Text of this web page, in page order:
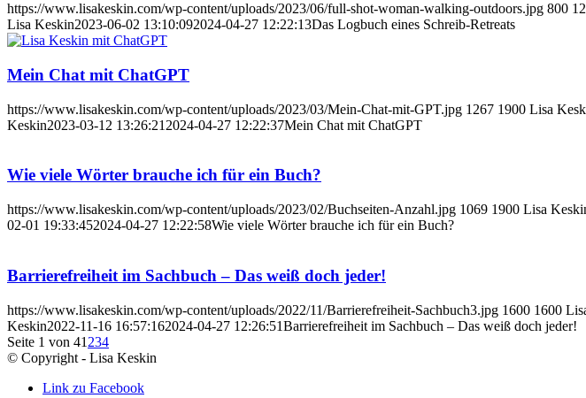
https://www.lisakeskin.com/wp-content/uploads/2023/06/full-shot-woman-walking-outdoors.jpg 800
Lisa Keskin2023-06-02 13:10:092024-04-27 12:22:13Das Logbuch eines Schreib-Retreats
Mein Chat mit ChatGPT
https://www.lisakeskin.com/wp-content/uploads/2023/03/Mein-Chat-mit-GPT.jpg 1267 1900 Lisa
Keskin2023-03-12 13:26:21 2024-04-27 12:22:37Mein Chat mit ChatGPT
Wie viele Wörter brauche ich für ein Buch?
https://www.lisakeskin.com/wp-content/uploads/2023/02/Buchseiten-Anzahl.jpg 1069 1900 Lisa
02-01 19:33:452024-04-27 12:22:58Wie viele Wörter brauche ich für ein Buch?
Barrierefreiheit im Sachbuch – Das weiß doch jeder!
https://www.lisakeskin.com/wp-content/uploads/2022/11/Barrierefreiheit-Sachbuch3.jpg 1600 1600
Keskin2022-11-16 16:57:162024-04-27 12:26:51Barrierefreiheit im Sachbuch – Das weiß doch jeder!
Seite 1 von 41 234
© Copyright - Lisa Keskin
Link zu Facebook